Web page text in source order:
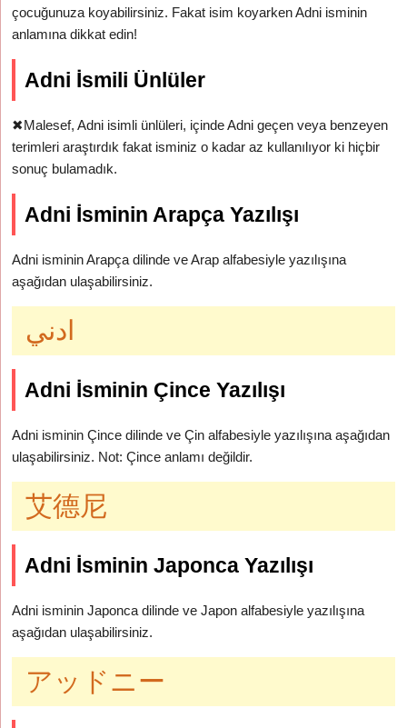
çocuğunuza koyabilirsiniz. Fakat isim koyarken Adni isminin
anlamına dikkat edin!
Adni İsmili Ünlüler
✖Malesef, Adni isimli ünlüleri, içinde Adni geçen veya benzeyen
terimleri araştırdık fakat isminiz o kadar az kullanılıyor ki hiçbir
sonuç bulamadık.
Adni İsminin Arapça Yazılışı
Adni isminin Arapça dilinde ve Arap alfabesiyle yazılışına
aşağıdan ulaşabilirsiniz.
ادني
Adni İsminin Çince Yazılışı
Adni isminin Çince dilinde ve Çin alfabesiyle yazılışına aşağıdan
ulaşabilirsiniz. Not: Çince anlamı değildir.
艾德尼
Adni İsminin Japonca Yazılışı
Adni isminin Japonca dilinde ve Japon alfabesiyle yazılışına
aşağıdan ulaşabilirsiniz.
アッドニー